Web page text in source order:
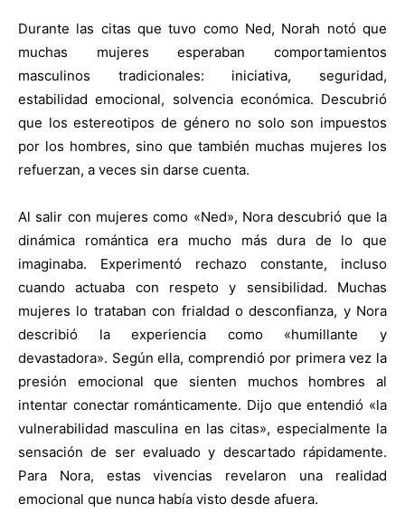
Durante las citas que tuvo como Ned, Norah notó que
muchas mujeres esperaban comportamientos
masculinos tradicionales: iniciativa, seguridad,
estabilidad emocional, solvencia económica. Descubrió
que los estereotipos de género no solo son impuestos
por los hombres, sino que también muchas mujeres los
refuerzan, a veces sin darse cuenta.
Al salir con mujeres como «Ned», Nora descubrió que la
dinámica romántica era mucho más dura de lo que
imaginaba. Experimentó rechazo constante, incluso
cuando actuaba con respeto y sensibilidad. Muchas
mujeres lo trataban con frialdad o desconfianza, y Nora
describió la experiencia como «humillante y
devastadora». Según ella, comprendió por primera vez la
presión emocional que sienten muchos hombres al
intentar conectar románticamente. Dijo que entendió «la
vulnerabilidad masculina en las citas», especialmente la
sensación de ser evaluado y descartado rápidamente.
Para Nora, estas vivencias revelaron una realidad
emocional que nunca había visto desde afuera.